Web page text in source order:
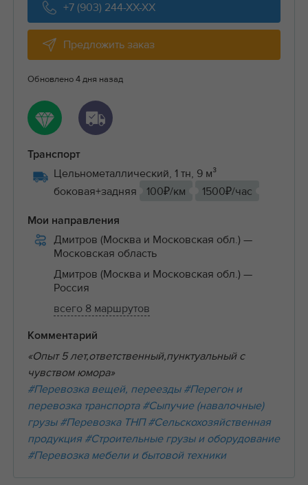
+7 (903) 244-XX-XX
Предложить заказ
Обновлено 4 дня назад
Транспорт
Цельнометаллический, 1 тн, 9 м³
боковая+задняя
100₽/км 1500₽/час
Мои направления
Дмитров (Москва и Московская обл.) —
Московская область
Дмитров (Москва и Московская обл.) —
Россия
всего 8 маршрутов
Комментарий
«Опыт 5 лет,ответственный,пунктуальный с
чувством юмора»
#Перевозка вещей, переезды #Перегон и
перевозка транспорта #Сыпучие (навалочные)
грузы #Перевозка ТНП #Сельскохозяйственная
продукция #Строительные грузы и оборудование
#Перевозка мебели и бытовой техники